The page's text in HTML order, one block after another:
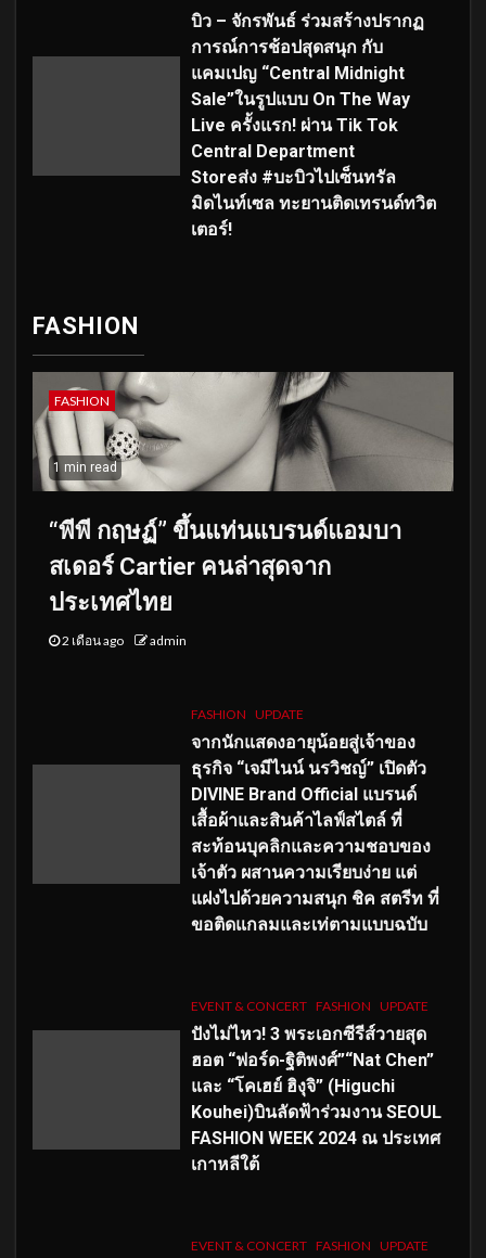
บิว – จักรพันธ์ ร่วมสร้างปรากฏ
การณ์การช้อปสุดสนุก กับ
แคมเปญ “Central Midnight
Sale”ในรูปแบบ On The Way
Live ครั้งแรก! ผ่าน Tik Tok
Central Department
Storeส่ง #บะบิวไปเซ็นทรัล
มิดไนท์เซล ทะยานติดเทรนด์ทวิต
เตอร์!
FASHION
FASHION
1 min read
“พีพี กฤษฏ์” ขึ้นแท่นแบรนด์แอมบา
สเดอร์ Cartier คนล่าสุดจาก
ประเทศไทย
2 เดือน ago admin
FASHION UPDATE
จากนักแสดงอายุน้อยสู่เจ้าของ
ธุรกิจ “เจมีไนน์ นรวิชญ์” เปิดตัว
DIVINE Brand Official แบรนด์
เสื้อผ้าและสินค้าไลฟ์สไตล์ ที่
สะท้อนบุคลิกและความชอบของ
เจ้าตัว ผสานความเรียบง่าย แต่
แฝงไปด้วยความสนุก ชิค สตรีท ที่
ขอติดแกลมและเท่ตามแบบฉบับ
EVENT & CONCERT FASHION UPDATE
ปังไม่ไหว! 3 พระเอกซีรีส์วายสุด
ฮอต “ฟอร์ด-ฐิติพงศ์”“Nat Chen”
และ “โคเฮย์ ฮิงุจิ” (Higuchi
Kouhei)บินลัดฟ้าร่วมงาน SEOUL
FASHION WEEK 2024 ณ ประเทศ
เกาหลีใต้
EVENT & CONCERT FASHION UPDATE